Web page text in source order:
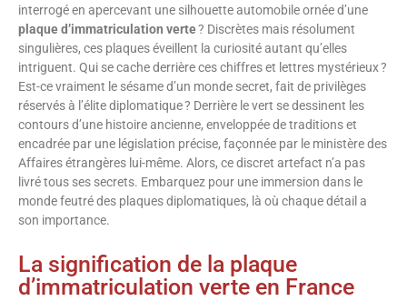
interrogé en apercevant une silhouette automobile ornée d’une
plaque d’immatriculation verte? Discrètes mais résolument
singulières, ces plaques éveillent la curiosité autant qu’elles
intriguent. Qui se cache derrière ces chiffres et lettres mystérieux ?
Est-ce vraiment le sésame d’un monde secret, fait de privilèges
réservés à l’élite diplomatique ? Derrière le vert se dessinent les
contours d’une histoire ancienne, enveloppée de traditions et
encadrée par une législation précise, façonnée par le ministère des
Affaires étrangères lui-même. Alors, ce discret artefact n’a pas
livré tous ses secrets. Embarquez pour une immersion dans le
monde feutré des plaques diplomatiques, là où chaque détail a
son importance.
La signification de la plaque
d’immatriculation verte en France